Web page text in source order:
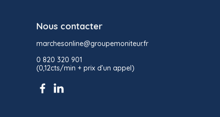
Nous contacter
marchesonline@groupemoniteur.fr
0 820 320 901
(0,12cts/min + prix d’un appel)